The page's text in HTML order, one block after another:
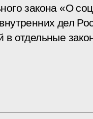
закона «О
дел
в отдельные